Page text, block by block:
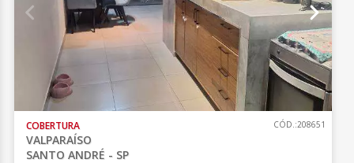
COBERTURA
VALPARAÍSO
SANTO ANDRÉ - SP
CÓD.:208651